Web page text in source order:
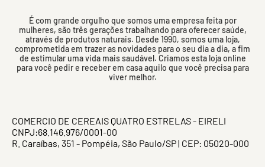
É com grande orgulho que somos uma empresa feita por
mulheres, são três gerações trabalhando para oferecer saúde,
através de produtos naturais. Desde 1990, somos uma loja,
comprometida em trazer as novidades para o seu dia a dia, a fim
de estimular uma vida mais saudável. Criamos esta loja online
para você pedir e receber em casa aquilo que você precisa para
viver melhor.
COMERCIO DE CEREAIS QUATRO ESTRELAS - EIRELI
CNPJ:68.146.976/0001-00
R. Caraíbas, 351 - Pompéia, São Paulo/SP | CEP: 05020-000